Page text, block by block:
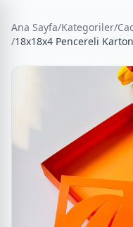
Ana Sayfa/Kategoriler/
/18x18x4 Pencereli